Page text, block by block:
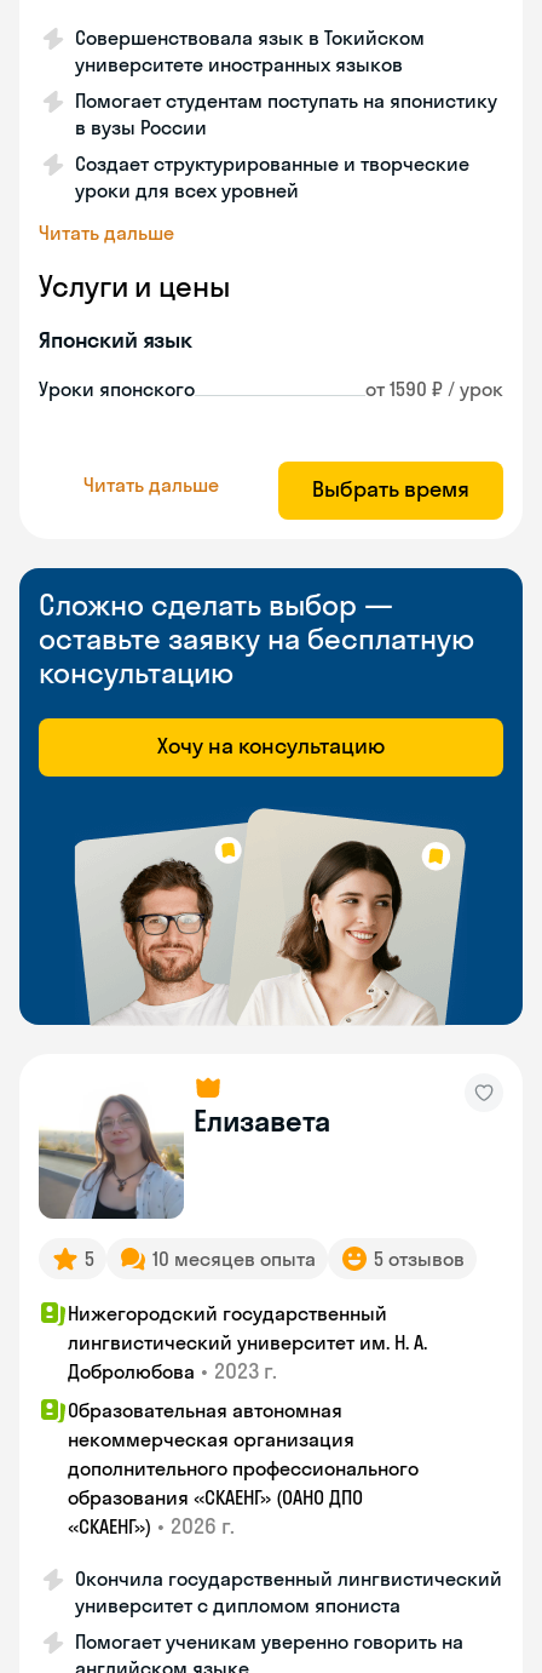
Совершенствовала язык в Токийском
университете иностранных языков
Помогает студентам поступать на японистику
в вузы России
Создает структурированные и творческие
уроки для всех уровней
Читать дальше
Услуги и цены
Японский язык
Уроки японского от 1590 ₽ / урок
Читать дальше Выбрать время
Сложно сделать выбор —
оставьте заявку на бесплатную
консультацию
Хочу на консультацию
Елизавета
5 10 месяцев опыта 5 отзывов
Нижегородский государственный
лингвистический университет им. Н. А.
Добролюбова • 2023 г.
Образовательная автономная
некоммерческая организация
дополнительного профессионального
образования «СКАЕНГ» (ОАНО ДПО
«СКАЕНГ») • 2026 г.
Окончила государственный лингвистический
университет с дипломом япониста
Помогает ученикам уверенно говорить на
английском языке